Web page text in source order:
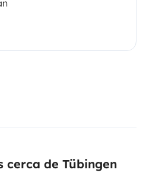
cerca de Tübingen